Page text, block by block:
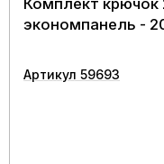
Комплект
экономпанель -
Артикул 59693